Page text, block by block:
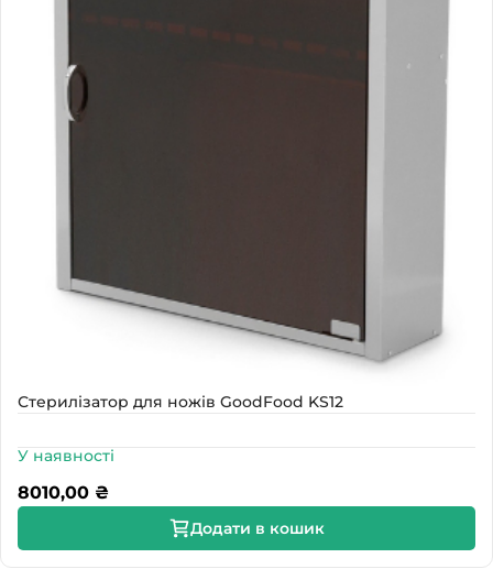
Стерилізатор для ножів GoodFood KS12
У наявності
8010,00 ₴
Додати в кошик